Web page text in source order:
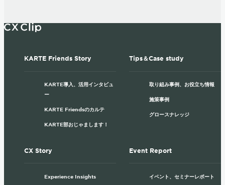
KARTE Friends Story
KARTE導入、活用インタビュ
ー
KARTE Friendsのカルテ
KARTE部おじゃまします！
Tips＆Case study
取り組み事例、お役立ち情報
施策事例
グロースナレッジ
CX Story
Experience Insights
Event Report
イベント、セミナーレポート